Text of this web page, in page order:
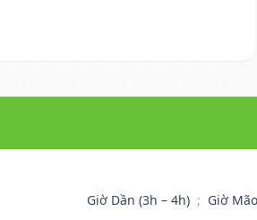
Giờ Dần (3h – 4h) ; Giờ